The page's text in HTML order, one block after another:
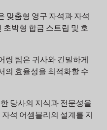
맞춤형 영구 자석과 자석
초박형 합금 스트립 및 호
링 팀은 귀사와 긴밀하게
의 효율성을 최적화할 수
당사의 지식과 전문성을
석 어셈블리의 설계를 지